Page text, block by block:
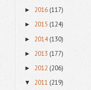
► 2016(117)
► 2015 (124)
► 2014(130)
► 2013 (177)
► 2012 (206)
▼ 2011 (219)